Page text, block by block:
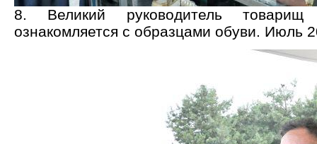
8. Великий руководитель
ознакомляется с образцами обуви. Июль